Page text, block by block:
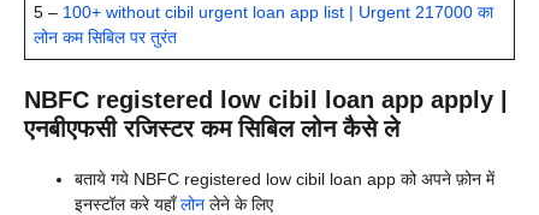
5 – 100+ without cibil urgent loan app list | Urgent 217000 का
लोन कम सिबिल पर तुरंत
NBFC registered low cibil loan app apply |
एनबीएफसी रजिस्टर कम सिबिल लोन कैसे ले
बताये गये NBFC registered low cibil loan app को अपने फ़ोन में
इनस्टॉल करे यहाँलोन लेने के लिए